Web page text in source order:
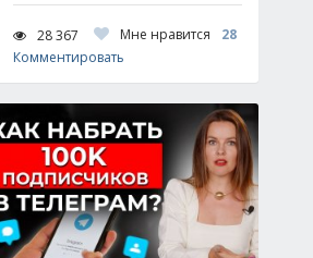
28 367 Мне нравится
28
Комментировать